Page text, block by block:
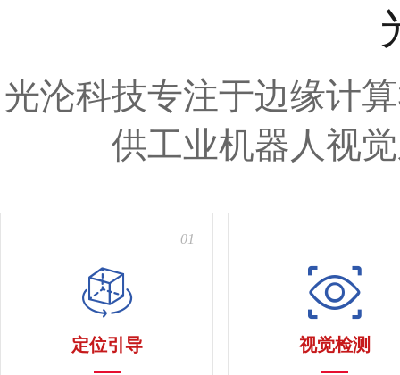
光沦科技专注于边缘计
供工业机器人视
01
定位引导 视觉检测